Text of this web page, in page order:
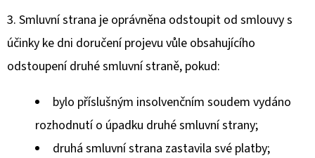
3. Smluvní strana je oprávněna odstoupit od smlouvy s
účinky ke dni doručení projevu vůle obsahujícího
odstoupení druhé smluvní straně, pokud:
bylo příslušným insolvenčním soudem vydáno
rozhodnutí o úpadku druhé smluvní strany;
druhá smluvní strana zastavila své platby;